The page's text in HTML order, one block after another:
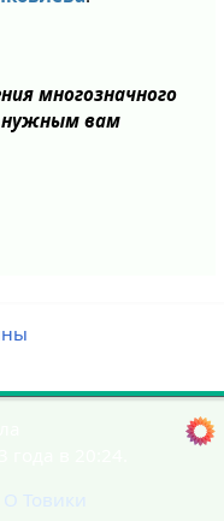
многозначного
нужным вам